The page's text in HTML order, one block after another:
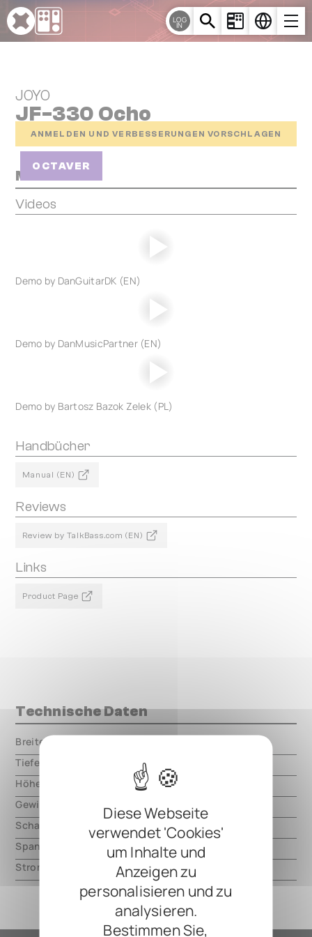
Cookie-Einstellungen
Diese Webseite
verwendet 'Cookies'
um Inhalte und
Anzeigen zu
personalisieren und zu
analysieren.
Bestimmen Sie,
LOG
IN
JOYO
JF-330 Ocho
ANMELDEN UND VERBESSERUNGEN VORSCHLAGEN
OCTAVER
Media
Videos
Demo by DanGuitarDK (EN)
Demo by DanMusicPartner (EN)
Demo by Bartosz Bazok Zelek (PL)
Handbücher
Manual (EN)
Reviews
Review by TalkBass.com (EN)
Links
Product Page
Technische Daten
Breite
Tiefe
Höhe
000.00 mm
Gewicht
000.00 mm
Schaltungsart
analog
Spannung
9V DC, center negative
Strom
20mA